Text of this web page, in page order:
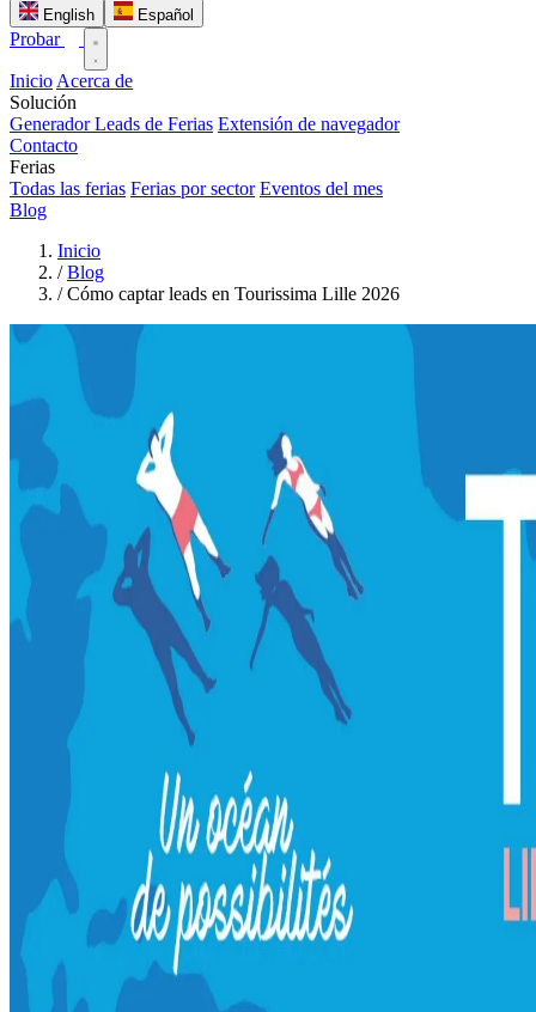
English Español
Probar
Inicio Acerca de
Solución
Generador Leads de Ferias Extensión de navegador
Contacto
Ferias
Todas las ferias Ferias por sector Eventos del mes
Blog
Inicio
/ Blog
/ Cómo captar leads en Tourissima Lille 2026